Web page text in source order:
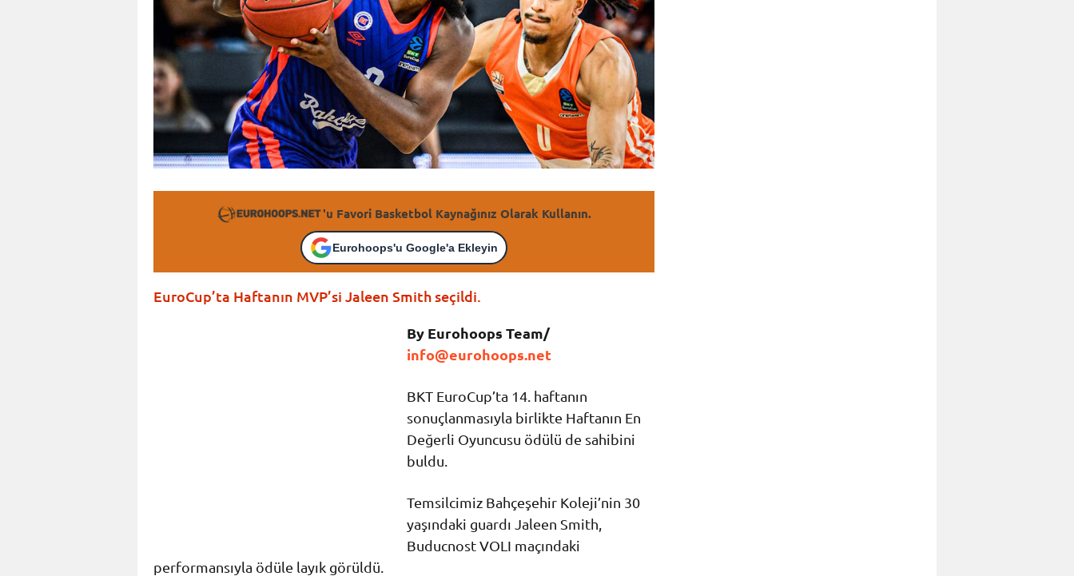
'u Favori Basketbol Kaynağınız Olarak Kullanın.
Eurohoops'u Google'a Ekleyin
EuroCup’ta Haftanın MVP’si Jaleen Smith seçildi.
By Eurohoops Team/
info@eurohoops.net
BKT EuroCup’ta 14. haftanın
sonuçlanmasıyla birlikte Haftanın En
Değerli Oyuncusu ödülü de sahibini
buldu.
Temsilcimiz Bahçeşehir Koleji’nin 30
yaşındaki guardı Jaleen Smith,
Buducnost VOLI maçındaki
performansıyla ödüle layık görüldü.